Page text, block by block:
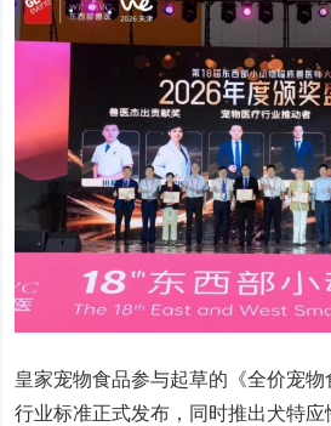
皇家宠物食品参与起草的《全价宠物
行业标准正式发布，同时推出犬特